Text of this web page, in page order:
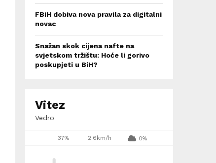
FBiH dobiva nova pravila za digitalni
novac
Snažan skok cijena nafte na
svjetskom tržištu: Hoće li gorivo
poskupjeti u BiH?
Vitez
Vedro
37% 2.6km/h 0%